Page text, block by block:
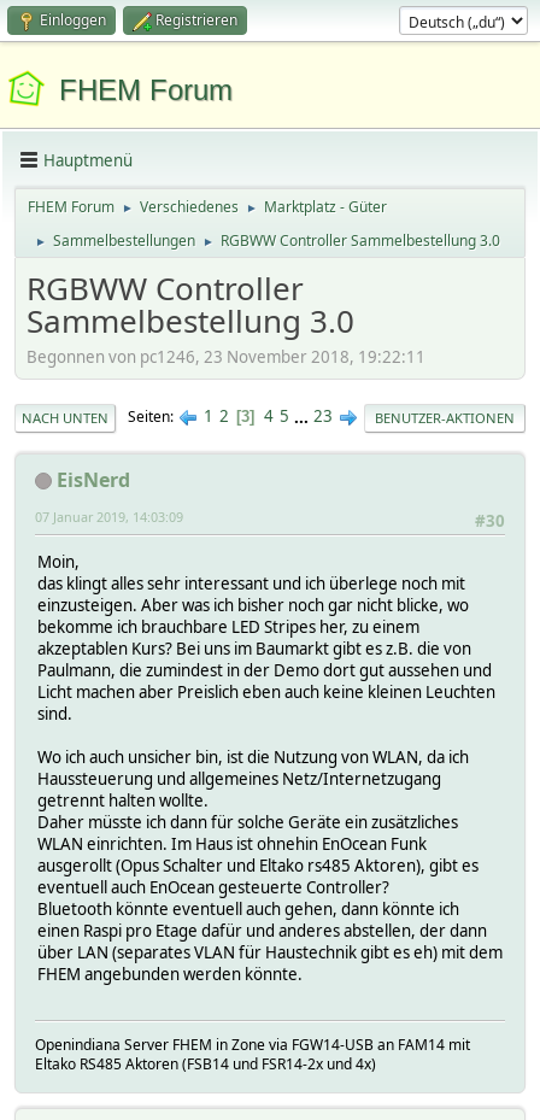
Einloggen Registrieren
FHEM Forum
Hauptmenü
FHEM Forum ► Verschiedenes ► Marktplatz - Güter
► Sammelbestellungen ► RGBWW Controller Sammelbestellung 3.0
RGBWW Controller
Sammelbestellung 3.0
Begonnen von pc1246, 23 November 2018, 19:22:11
NACH UNTEN Seiten 1 2 3 4 5 ... 23 BENUTZER-AKTIONEN
EisNerd
#30
07 Januar 2019, 14:03:09
Moin,
das klingt alles sehr interessant und ich überlege noch mit
einzusteigen. Aber was ich bisher noch gar nicht blicke, wo
bekomme ich brauchbare LED Stripes her, zu einem
akzeptablen Kurs? Bei uns im Baumarkt gibt es z.B. die von
Paulmann, die zumindest in der Demo dort gut aussehen und
Licht machen aber Preislich eben auch keine kleinen Leuchten
sind.
Wo ich auch unsicher bin, ist die Nutzung von WLAN, da ich
Haussteuerung und allgemeines Netz/Internetzugang
getrennt halten wollte.
Daher müsste ich dann für solche Geräte ein zusätzliches
WLAN einrichten. Im Haus ist ohnehin EnOcean Funk
ausgerollt (Opus Schalter und Eltako rs485 Aktoren), gibt es
eventuell auch EnOcean gesteuerte Controller?
Bluetooth könnte eventuell auch gehen, dann könnte ich
einen Raspi pro Etage dafür und anderes abstellen, der dann
über LAN (separates VLAN für Haustechnik gibt es eh) mit dem
FHEM angebunden werden könnte.
Openindiana Server FHEM in Zone via FGW14-USB an FAM14 mit
Eltako RS485 Aktoren (FSB14 und FSR14-2x und 4x)